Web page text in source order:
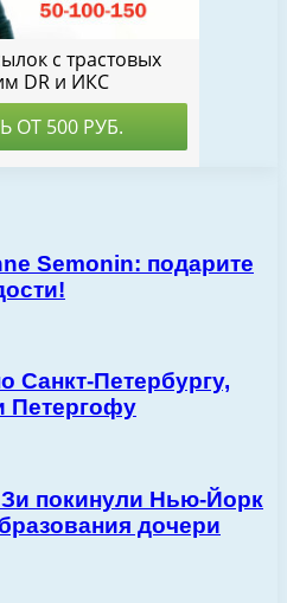
Semonin: подарите
Санкт-Петербургу,
Петергофу
покинули Нью-Йорк
дочери